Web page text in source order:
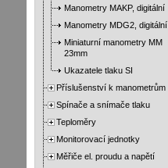
Manometry MAKP, digitální
Manometry MDG2, digitální
Miniaturní manometry MM
23mm
Ukazatele tlaku SI
Příslušenství k manometrům
Spínače a snímače tlaku
Teploměry
Monitorovací jednotky
Měřiče el. proudu a napětí